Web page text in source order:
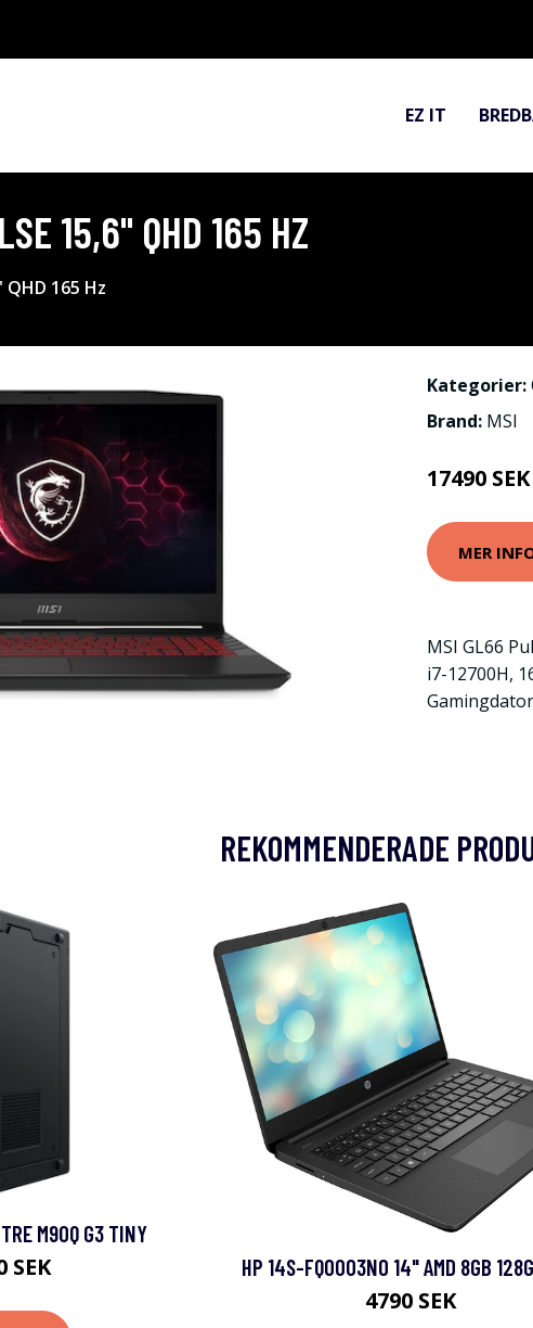
EZ IT
15,6" QHD 165 HZ
QHD 165 Hz
Kategorier:
Brand: MSI
17490 SEK
MER
MSI GL66
i7-12700H,
REKOMMENDERADE
M90Q G3 TINY
SEK HP 14S-FQ0003NO 14" AMD 8GB
4790 SEK